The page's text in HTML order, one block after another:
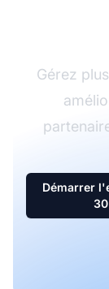
Gérez
Démarrer